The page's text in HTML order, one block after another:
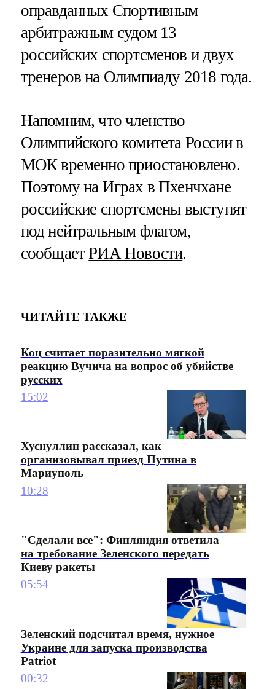
оправданных Спортивным
арбитражным судом 13
российских спортсменов и двух
тренеров на Олимпиаду 2018 года.
Напомним, что членство
Олимпийского комитета России в
МОК временно приостановлено.
Поэтому на Играх в Пхенчхане
российские спортсмены выступят
под нейтральным флагом,
сообщаетРИА Новости.
ЧИТАЙТЕ ТАКЖЕ
Коц считает поразительно мягкой
реакцию Вучича на вопрос об убийстве
русских
15:02
Хуснуллин рассказал, как
организовывал приезд Путина в
Мариуполь
10:28
"Сделали все": Финляндия ответила
на требование Зеленского передать
Киеву ракеты
05:54
Зеленский подсчитал время, нужное
Украине для запуска производства
Patriot
00:32